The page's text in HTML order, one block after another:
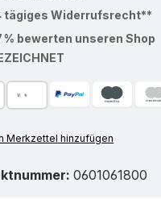
tägiges Widerrufsrecht**
% bewerten unseren Shop
Merkzettel hinzufügen
0601061800